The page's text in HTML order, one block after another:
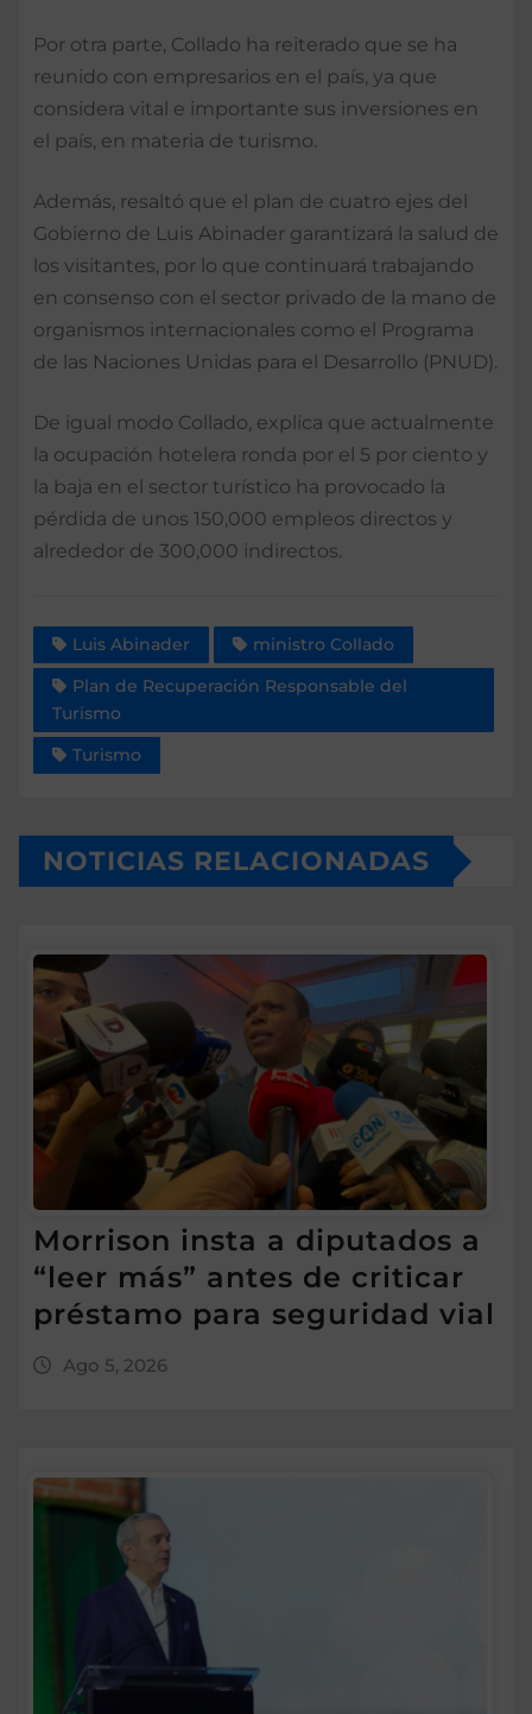
Por otra parte, Collado ha reiterado que se ha
reunido con empresarios en el país, ya que
considera vital e importante sus inversiones en
el país, en materia de turismo.
Además, resaltó que el plan de cuatro ejes del
Gobierno de Luis Abinader garantizará la salud de
los visitantes, por lo que continuará trabajando
en consenso con el sector privado de la mano de
organismos internacionales como el Programa
de las Naciones Unidas para el Desarrollo (PNUD).
De igual modo Collado, explica que actualmente
la ocupación hotelera ronda por el 5 por ciento y
la baja en el sector turístico ha provocado la
pérdida de unos 150,000 empleos directos y
alrededor de 300,000 indirectos.
Luis Abinader
ministro Collado
Plan de Recuperación Responsable del
Turismo
Turismo
NOTICIAS RELACIONADAS
Morrison insta a diputados a
“leer más” antes de criticar
préstamo para seguridad vial
Ago 5, 2026